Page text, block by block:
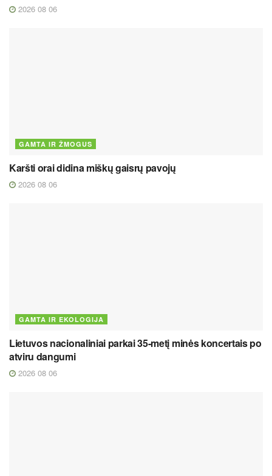
2026 08 06
GAMTA IR ŽMOGUS
Karšti orai didina miškų gaisrų pavojų
2026 08 06
GAMTA IR EKOLOGIJA
Lietuvos nacionaliniai parkai 35-metį minės koncertais po
atviru dangumi
2026 08 06